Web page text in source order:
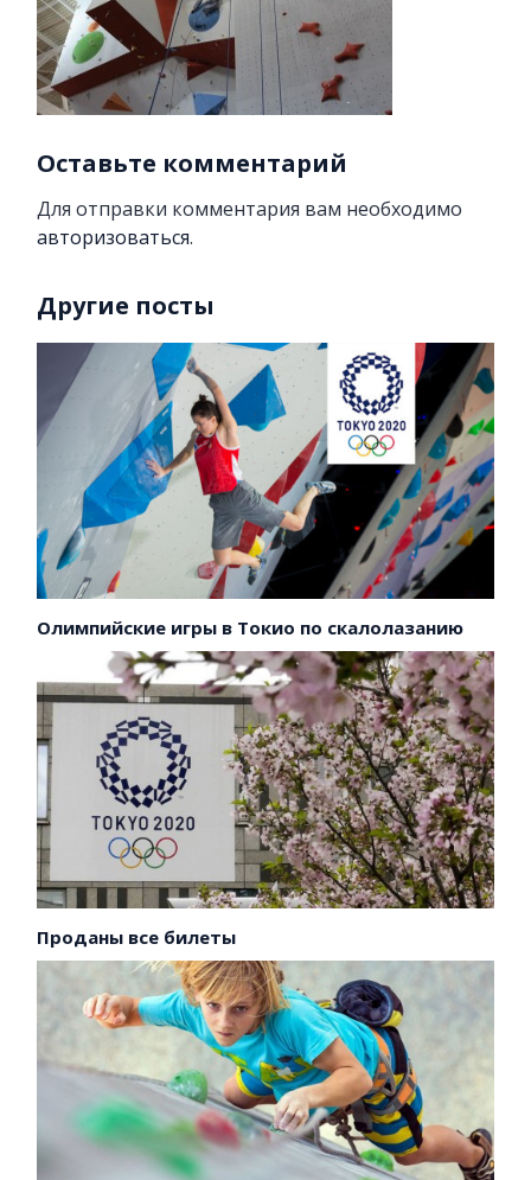
Оставьте комментарий
Для отправки комментария вам необходимо
авторизоваться.
Другие посты
Олимпийские игры в Токио по скалолазанию
Проданы все билеты